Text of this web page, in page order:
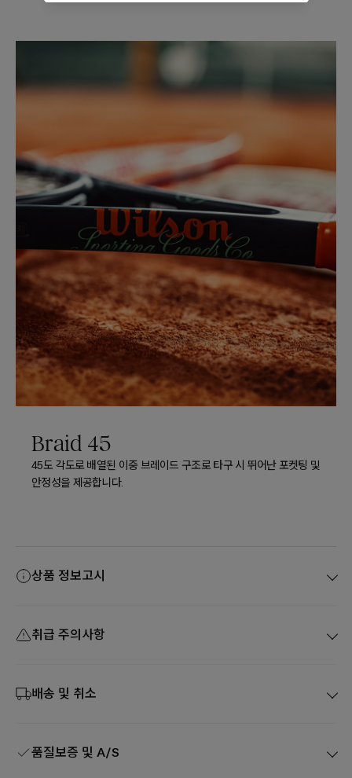
Braid 45
45도 각도로 배열된 이중 브레이드 구조로 타구 시 뛰어난 포켓팅 및
안정성을 제공합니다.
상품 정보고시
취급 주의사항
배송 및 취소
품질보증 및 A/S